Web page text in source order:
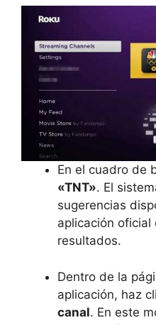
En el cuadro de
«TNT». El
sugerencias
aplicación oficial
resultados.
Dentro de la
aplicación, haz
canal. En este